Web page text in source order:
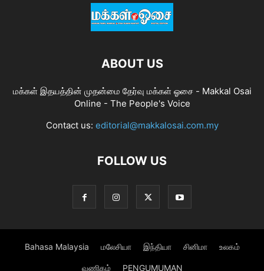
ABOUT US
மக்கள் இதயத்தின் முதன்மை தேர்வு மக்கள் ஓசை - Makkal Osai
Online - The People's Voice
Contact us: editorial@makkalosai.com.my
FOLLOW US
Bahasa Malaysia மலேசியா இந்தியா சினிமா உலகம்
வணிகம் PENGUMUMAN